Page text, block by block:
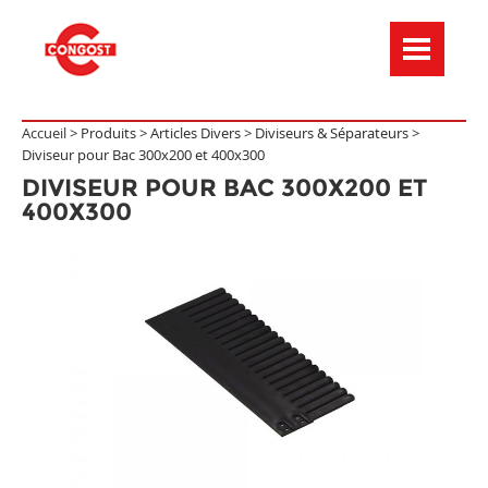
Accueil > Produits>Articles Divers> Diviseurs & Séparateurs>
Diviseur pour Bac 300x200 et 400x300
DIVISEUR POUR BAC 300X200 ET
400X300